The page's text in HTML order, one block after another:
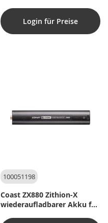
Login für Preise
100051198
Coast ZX880 Zithion-X
wiederaufladbarer Akku für